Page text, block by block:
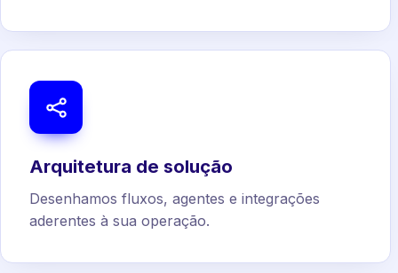
Arquitetura de solução
Desenhamos fluxos, agentes e integrações
aderentes à sua operação.